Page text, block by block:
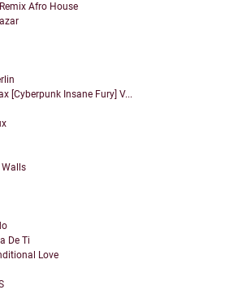
Afro House
[Cyberpunk Insane Fury] V...
Walls
De Ti
Love